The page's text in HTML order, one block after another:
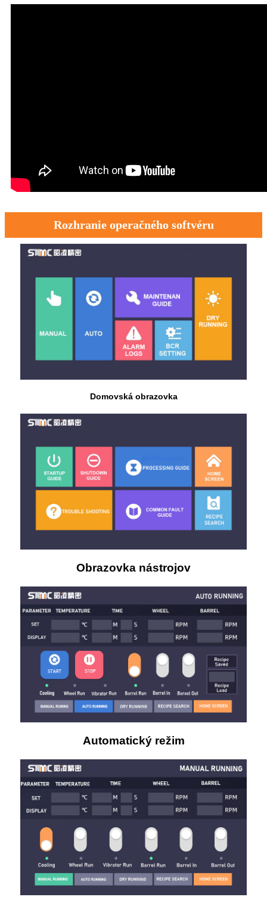
Rozhranie operačného softvéru
Domovská obrazovka
Obrazovka nástrojov
Automatický režim